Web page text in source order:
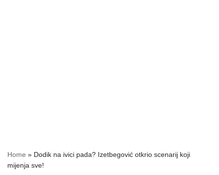
Home » Dodik na ivici pada? Izetbegović otkrio scenarij koji
mijenja sve!